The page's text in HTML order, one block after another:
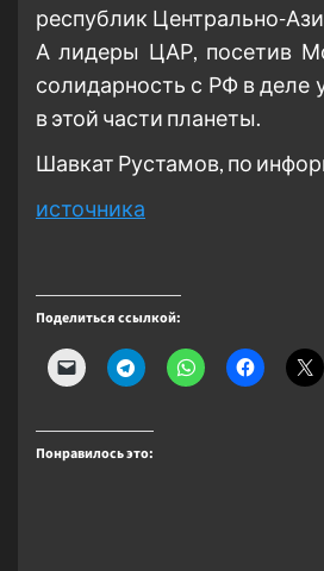
республик Центрально-
А лидеры ЦАР, посетив
солидарность с РФ в деле
в этой части планеты.
Шавкат Рустамов, по
источника
Поделиться ссылкой:
Понравилось это: